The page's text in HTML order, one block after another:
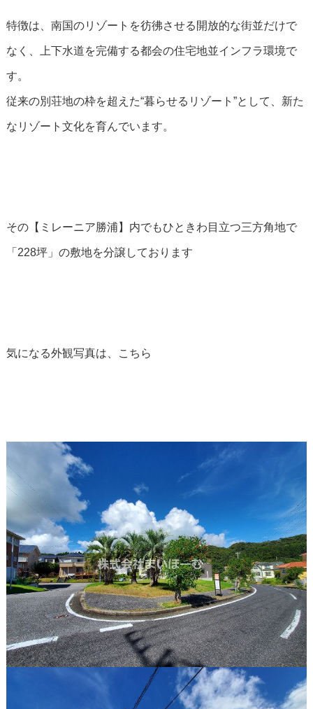
特徴は、南国のリゾートを彷彿させる開放的な街並だけで
なく、上下水道を完備する都会の住宅地並インフラ環境で
す。
従来の別荘地の枠を超えた“暮らせるリゾート”として、新た
なリゾート文化を育んでいます。
その【ミレーニア勝浦】内でもひときわ目立つ三方角地で
「228坪」の敷地を分譲しております
気になる外観写真は、こちら